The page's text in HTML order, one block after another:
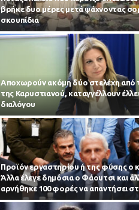
βρήκε δυο μέρες μετά ψάχνοντας
σκουπίδια
Αποχωρούν ακόμη δύο στελέχη από
της Καρυστιανού, καταγγέλλουν
διαλόγου
Προϊόν εργαστηρίου ή της φύσης ο
Άλλα έλεγε δημόσια ο Φάουτσι και
αρνήθηκε 100 φορές να απαντήσει